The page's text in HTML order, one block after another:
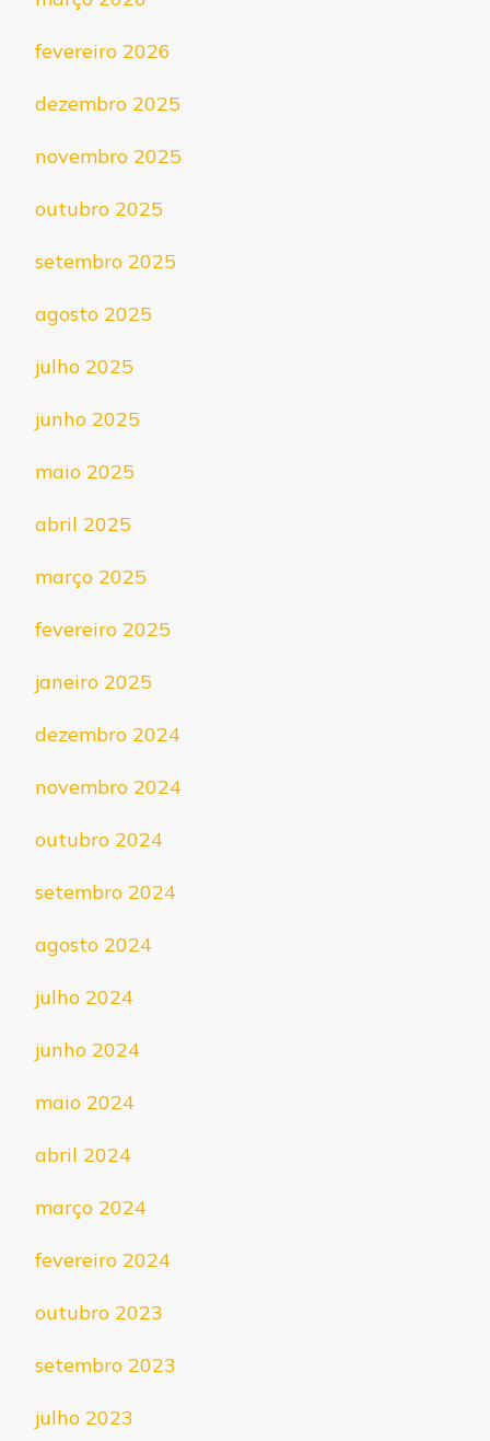
fevereiro 2026
dezembro 2025
novembro 2025
outubro 2025
setembro 2025
agosto 2025
julho 2025
junho 2025
maio 2025
abril 2025
março 2025
fevereiro 2025
janeiro 2025
dezembro 2024
novembro 2024
outubro 2024
setembro 2024
agosto 2024
julho 2024
junho 2024
maio 2024
abril 2024
março 2024
fevereiro 2024
outubro 2023
setembro 2023
julho 2023